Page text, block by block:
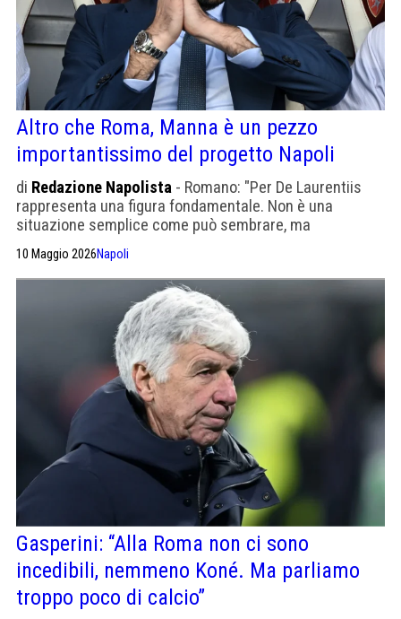
Altro che Roma, Manna è un pezzo
importantissimo del progetto Napoli
di Redazione Napolista - Romano: "Per De Laurentiis
rappresenta una figura fondamentale. Non è una
situazione semplice come può sembrare, ma
l’apprezzamento di Gasperini c'è"
10 Maggio 2026Napoli
Gasperini: “Alla Roma non ci sono
incedibili, nemmeno Koné. Ma parliamo
troppo poco di calcio”